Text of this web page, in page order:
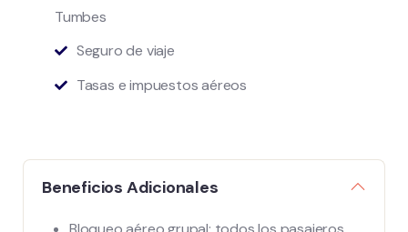
Tumbes
Seguro de viaje
Tasas e impuestos aéreos
Beneficios Adicionales